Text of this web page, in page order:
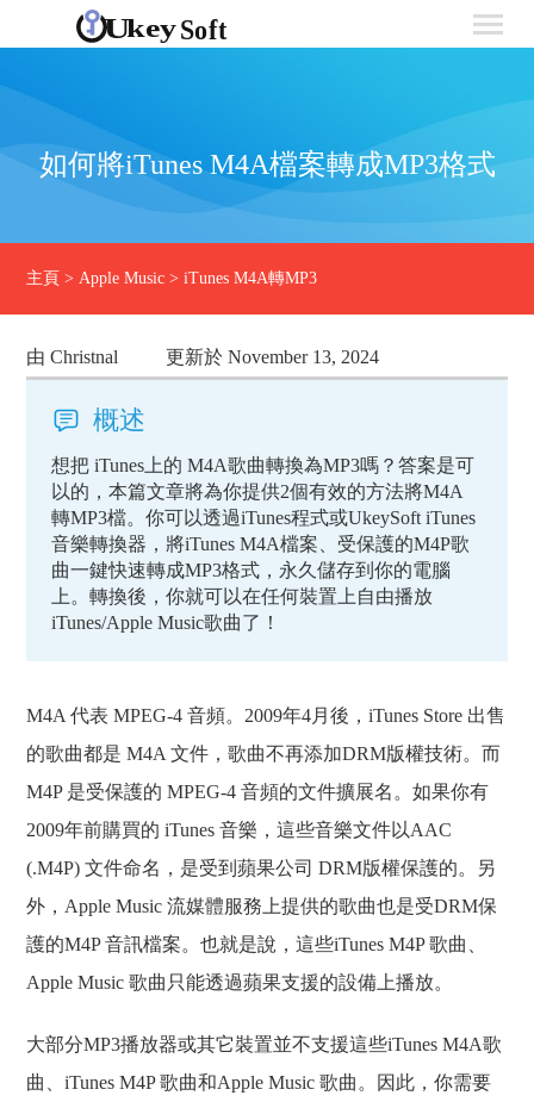
如何將iTunes M4A檔案轉成MP3格式
主頁 >Apple Music >iTunes M4A轉MP3
由 Christnal 更新於 November 13, 2024
概述
想把 iTunes上的 M4A歌曲轉換為MP3嗎？答案是可
以的，本篇文章將為你提供2個有效的方法將M4A
轉MP3檔。你可以透過iTunes程式或UkeySoft iTunes
音樂轉換器，將iTunes M4A檔案、受保護的M4P歌
曲一鍵快速轉成MP3格式，永久儲存到你的電腦
上。轉換後，你就可以在任何裝置上自由播放
iTunes/Apple Music歌曲了！
M4A 代表 MPEG-4 音頻。2009年4月後，iTunes Store 出售
的歌曲都是 M4A 文件，歌曲不再添加DRM版權技術。而
M4P 是受保護的 MPEG-4 音頻的文件擴展名。如果你有
2009年前購買的 iTunes 音樂，這些音樂文件以AAC
(.M4P) 文件命名，是受到蘋果公司 DRM版權保護的。另
外，Apple Music 流媒體服務上提供的歌曲也是受DRM保
護的M4P 音訊檔案。也就是說，這些iTunes M4P 歌曲、
Apple Music 歌曲只能透過蘋果支援的設備上播放。
大部分MP3播放器或其它裝置並不支援這些iTunes M4A歌
曲、iTunes M4P 歌曲和Apple Music 歌曲。因此，你需要